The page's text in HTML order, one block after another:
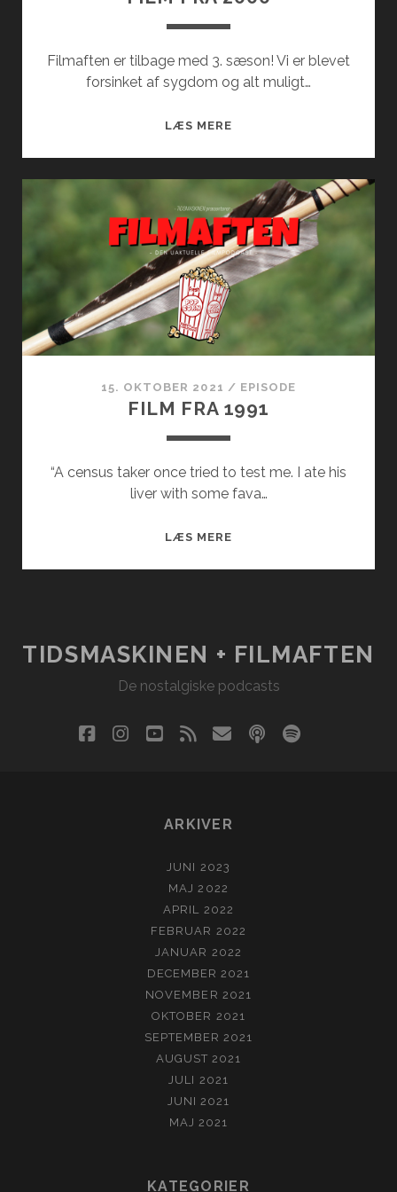
Filmaften er tilbage med 3. sæson! Vi er blevet
forsinket af sygdom og alt muligt…
LÆS MERE
15. OKTOBER 2021 / EPISODE
FILM FRA 1991
“A census taker once tried to test me. I ate his
liver with some fava…
LÆS MERE
TIDSMASKINEN + FILMAFTEN
De nostalgiske podcasts
facebookinstagram
youtube
rss emailpodcastspotify
ARKIVER
JUNI 2023
MAJ 2022
APRIL 2022
FEBRUAR 2022
JANUAR 2022
DECEMBER 2021
NOVEMBER 2021
OKTOBER 2021
SEPTEMBER 2021
AUGUST 2021
JULI 2021
JUNI 2021
MAJ 2021
KATEGORIER